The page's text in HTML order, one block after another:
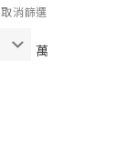
萬
取消篩選